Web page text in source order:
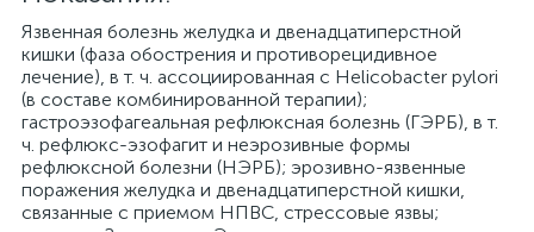
Язвенная болезнь желудка и двенадцатиперстной
кишки (фаза обострения и противорецидивное
лечение), в т. ч. ассоциированная с Helicobacter pylori
(в составе комбинированной терапии);
гастроэзофагеальная рефлюксная болезнь (ГЭРБ), в т.
ч. рефлюкс-эзофагит и неэрозивные формы
рефлюксной болезни (НЭРБ); эрозивно-язвенные
поражения желудка и двенадцатиперстной кишки,
связанные с приемом НПВС, стрессовые язвы;